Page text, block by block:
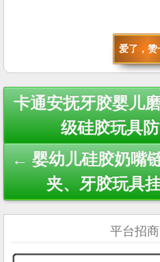
爱了，赞
Post
navigation
卡通安抚牙胶婴儿
级硅胶玩具
← 婴幼儿硅胶奶嘴
夹、牙胶玩具
平台招